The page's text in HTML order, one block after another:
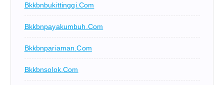
Bkkbnbukittinggi.com
Bkkbnpayakumbuh.com
Bkkbnpariaman.com
Bkkbnsolok.com